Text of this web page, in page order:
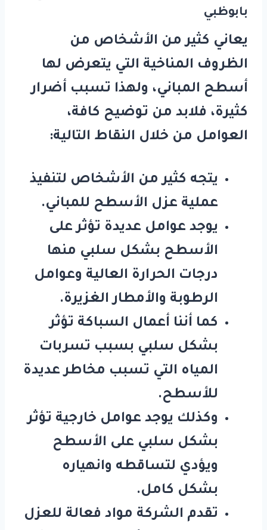
بابوظبي
يعاني كثير من الأشخاص من
الظروف المناخية التي يتعرض لها
أسطح المباني، ولهذا تسبب أضرار
كثيرة، فلابد من توضيح كافة،
العوامل من خلال النقاط التالية:
يتجه كثير من الأشخاص لتنفيذ
عملية عزل الأسطح للمباني.
يوجد عوامل عديدة تؤثر على
الأسطح بشكل سلبي منها
درجات الحرارة العالية وعوامل
الرطوبة والأمطار الغزيرة.
كما أننا أعمال السباكة تؤثر
بشكل سلبي بسبب تسربات
المياه التي تسبب مخاطر عديدة
للأسطح.
وكذلك يوجد عوامل خارجية تؤثر
بشكل سلبي على الأسطح
ويؤدي لتساقطه وانهياره
بشكل كامل.
تقدم الشركة مواد فعالة للعزل